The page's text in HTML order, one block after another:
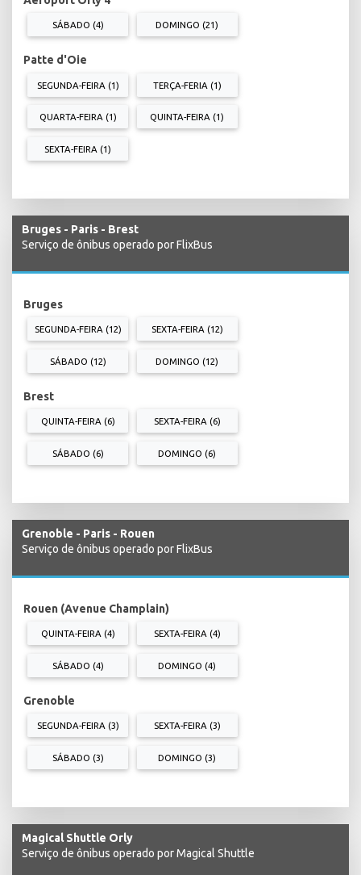
SÁBADO (4) DOMINGO (21)
Patte d'Oie
SEGUNDA-FEIRA (1) TERÇA-FERIA (1)
QUARTA-FEIRA (1) QUINTA-FEIRA (1)
SEXTA-FEIRA (1)
Bruges - Paris - Brest
Serviço de ônibus operado por FlixBus
Bruges
SEGUNDA-FEIRA (12) SEXTA-FEIRA (12)
SÁBADO (12) DOMINGO (12)
Brest
QUINTA-FEIRA (6) SEXTA-FEIRA (6)
SÁBADO (6) DOMINGO (6)
Grenoble - Paris - Rouen
Serviço de ônibus operado por FlixBus
Rouen (Avenue Champlain)
QUINTA-FEIRA (4) SEXTA-FEIRA (4)
SÁBADO (4) DOMINGO (4)
Grenoble
SEGUNDA-FEIRA (3) SEXTA-FEIRA (3)
SÁBADO (3) DOMINGO (3)
Magical Shuttle Orly
Serviço de ônibus operado por Magical Shuttle